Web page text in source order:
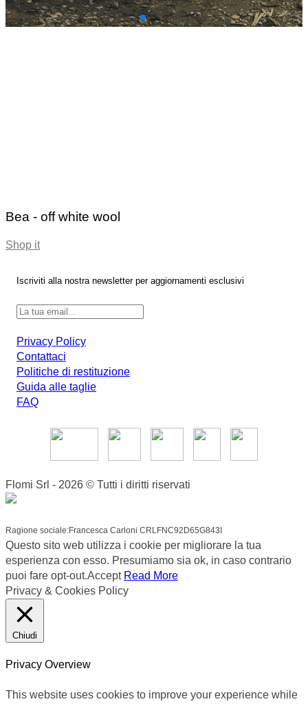
Bea - off white wool
Shop it
Iscriviti alla nostra newsletter per aggiornamenti esclusivi
Privacy Policy
Contattaci
Politiche di restituzione
Guida alle taglie
FAQ
Flomi Srl - 2026 © Tutti i diritti riservati
Ragione sociale:Francesca Carloni CRLFNC92D65G843I
Questo sito web utilizza i cookie per migliorare la tua
esperienza con esso. Presumiamo sia ok, in caso contrario
puoi fare opt-out.Accept Read More
Privacy & Cookies Policy
Chiudi
Privacy Overview
This website uses cookies to improve your experience while